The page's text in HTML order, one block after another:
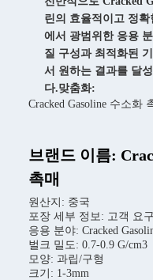
린의 효율적이고 정
에서 광범위한 응용
질 구성과 최적화된
서 원하는 결과를 달
다.맞춤화:
Cracked Gasoline 수소화
브랜드 이름:
촉매
원산지: 중국
포장 세부 정보: 고객 요
응용 분야: Cracked
벌크 밀도: 0.7-0.9 G/cm3
모양: 과립/구형
크기: 1-3mm